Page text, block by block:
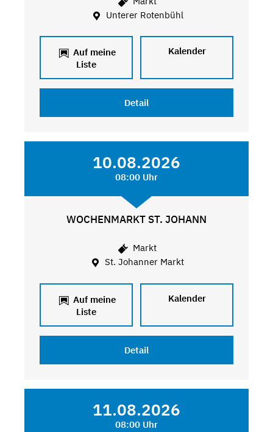
Unterer Rotenbühl
Auf meine
Liste
Kalender
Detail
10.08.2026
08:00 Uhr
WOCHENMARKT ST. JOHANN
Markt
St. Johanner Markt
Auf meine
Liste
Kalender
Detail
11.08.2026
08:00 Uhr